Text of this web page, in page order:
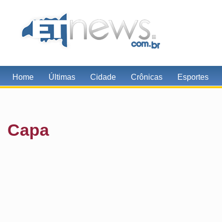
Home Últimas Cidade Crônicas Esportes
Capa